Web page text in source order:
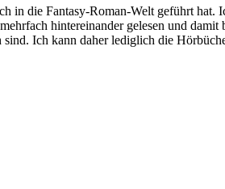
die Fantasy-Roman-Welt geführt hat.
hintereinander gelesen und damit
Ich kann daher lediglich die